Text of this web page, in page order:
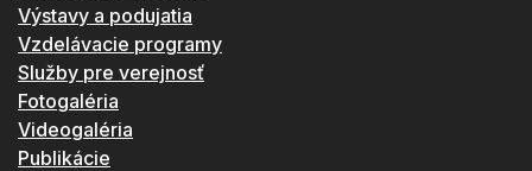
Výstavy a podujatia
Vzdelávacie programy
Služby pre verejnosť
Fotogaléria
Videogaléria
Publikácie